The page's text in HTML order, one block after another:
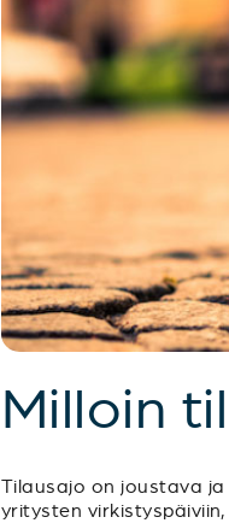
Milloin
Tilausajo on joustava
yritysten